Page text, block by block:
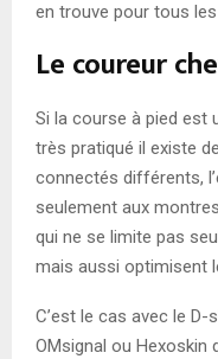
en trouve pour tous
Le coureur
Si la course à pied est
très pratiqué il existe
connectés différents,
seulement aux
qui ne se limite pas
mais aussi optimisent
C’est le cas avec le
OMsignal ou Hexoskin